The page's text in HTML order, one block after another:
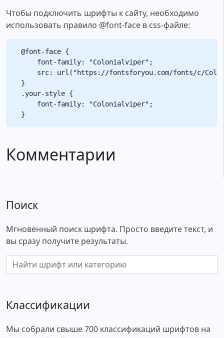
Чтобы подключить шрифты к сайту, необходимо
использовать правило @font-face в css-файле:
@font-face {
    font-family: "Colonialviper";
src: url("https://fontsforyou.com/fonts/c/
}
.your-style {
    font-family: "Colonialviper";
Комментарии
Поиск
Мгновенный поиск шрифта. Просто введите текст, и
вы сразу получите результаты.
Классификации
Мы собрали свыше 700 классификаций шрифтов на